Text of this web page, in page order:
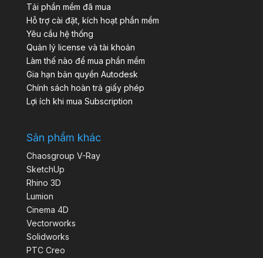
Tải phần mềm đã mua
Hỗ trợ cài đặt, kích hoạt phần mềm
Yêu cầu hệ thống
Quản lý license và tài khoản
Làm thế nào để mua phần mềm
Gia hạn bản quyền Autodesk
Chính sách hoàn trả giấy phép
Lợi ích khi mua Subscription
Sản phẩm khác
Chaosgroup V-Ray
SketchUp
Rhino 3D
Lumion
Cinema 4D
Vectorworks
Solidworks
PTC Creo